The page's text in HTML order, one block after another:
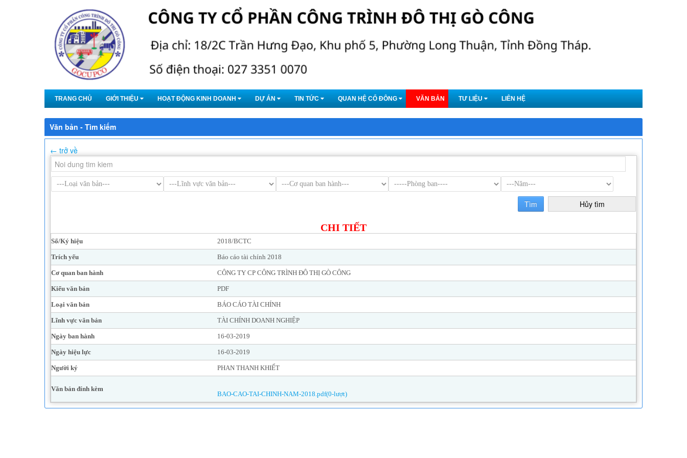
TRANG CHỦ GIỚI THIỆU HOẠT ĐỘNG KINH DOANH DỰ ÁN TIN TỨC QUAN HỆ CỔ ĐÔNG VĂN BẢN TƯ LIỆU LIÊN HỆ
Văn bản - Tìm kiếm
← trở về
Tìm
CHI TIẾT
Số/Ký hiệu 2018/BCTC
Trích yếu Báo cáo tài chính 2018
Cơ quan ban hành CÔNG TY CP CÔNG TRÌNH ĐÔ THỊ GÒ CÔNG
Kiểu văn bản PDF
Loại văn bản BÁO CÁO TÀI CHÍNH
Lĩnh vực văn bản TÀI CHÍNH DOANH NGHIỆP
Ngày ban hành 16-03-2019
Ngày hiệu lực 16-03-2019
Người ký PHAN THANH KHIẾT
Văn bản đính kèm
BAO-CAO-TAI-CHINH-NAM-2018.pdf(0-lượt)